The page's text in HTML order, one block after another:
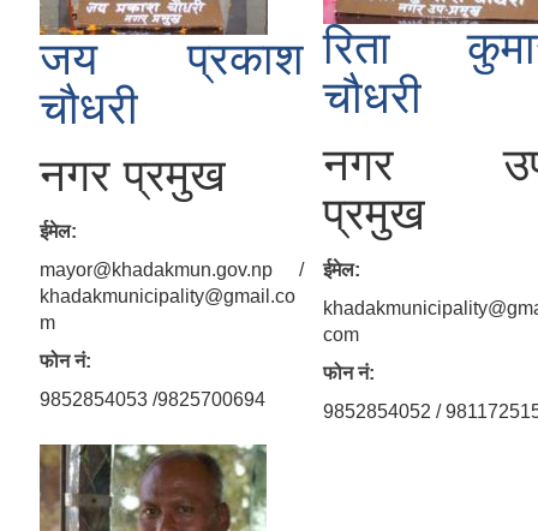
जय प्रकाश
चौधरी
नगर प्रमुख
ईमेल:
mayor@khadakmun.gov.np /
khadakmunicipality@gmail.co
m
फोन नं:
9852854053 /9825700694
रिता
चौधरी
नगर
प्रमुख
ईमेल:
com
फोन नं:
9852854052 /